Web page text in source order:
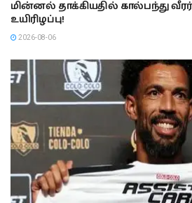
மின்னல் தாக்கியதில் கால்பந்து
உயிரிழப்பு!
2026-08-06